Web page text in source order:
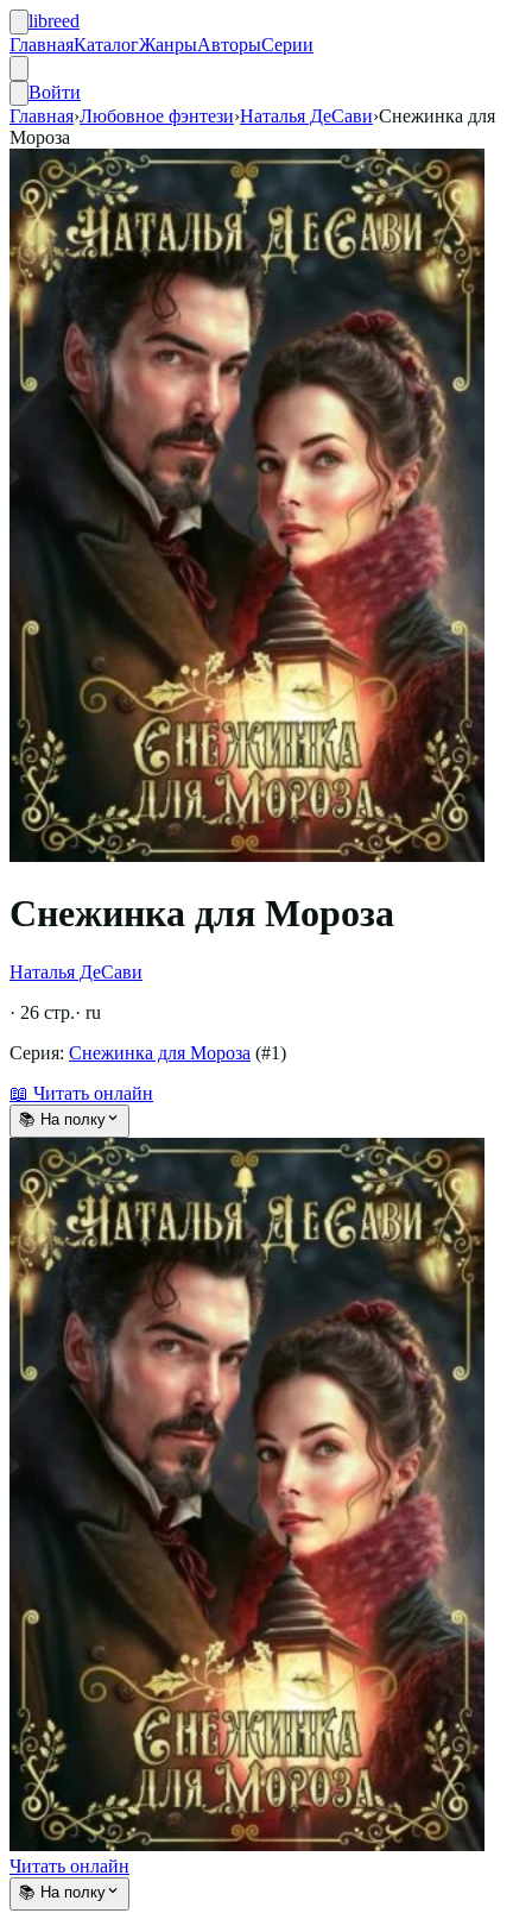
libreed
ГлавнаяКаталогЖанрыАвторыСерии
Войти
Главная›Любовное фэнтези›Наталья ДеСави›Снежинка для
Мороза
Снежинка для Мороза
Наталья ДеСави
· 26 стр.· ru
Серия: Снежинка для Мороза (#1)
📖 Читать онлайн
📚 На полку
Читать онлайн
📚 На полку